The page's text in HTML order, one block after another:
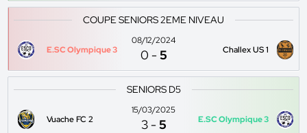
COUPE SENIORS 2EME NIVEAU
E.SC Olympique 3
08/12/2024
0 -5 Challex US 1
SENIORS D5
Vuache FC 2
15/03/2025
3 -5 E.SC Olympique 3